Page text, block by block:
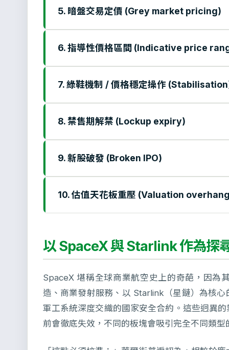
5. 暗盤交易定價 (Grey market pricing)
6. 指導性價格區間 (Indicative price
7. 綠鞋機制 / 價格穩定操作
8. 禁售期解禁 (Lockup expiry)
9. 新股破發 (Broken IPO)
10. 估值天花板重壓 (Valuation
以 SpaceX 與 Starlink 作為探
SpaceX 堪稱全球商業航空史上的奇葩，因為
造、商業發射服務、以 Starlink（星鏈）為核
軍工系統深度交織的國家安全合約。這些迥異
前會徹底失效，不同的板塊會吸引完全不同類